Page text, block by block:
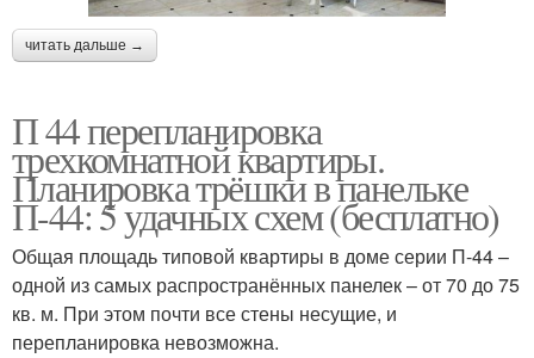
читать дальше →
П 44 перепланировка
трехкомнатной квартиры.
Планировка трёшки в панельке
П-44: 5 удачных схем (бесплатно)
Общая площадь типовой квартиры в доме серии П-44 –
одной из самых распространённых панелек – от 70 до 75
кв. м. При этом почти все стены несущие, и
перепланировка невозможна.